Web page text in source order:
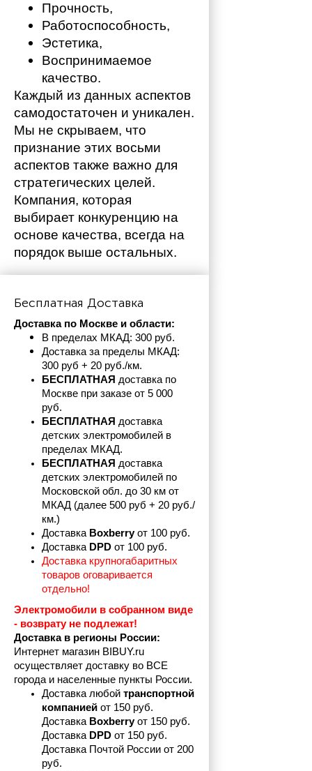
Прочность,
Работоспособность,
Эстетика,
Воспринимаемое
качество.
Каждый из данных аспектов
самодостаточен и уникален.
Мы не скрываем, что
признание этих восьми
аспектов также важно для
стратегических целей.
Компания, которая
выбирает конкуренцию на
основе качества, всегда на
порядок выше остальных.
Бесплатная Доставка
Доставка по Москве и области:
В пределах МКАД: 300 руб.
Доставка за пределы МКАД:
300 руб + 20 руб./км.
БЕСПЛАТНАЯ доставка по
Москве при заказе от 5 000
руб.
БЕСПЛАТНАЯ доставка
детских электромобилей в
пределах МКАД.
БЕСПЛАТНАЯ доставка
детских электромобилей по
Московской обл. до 30 км от
МКАД (далее 500 руб + 20 руб./
км.)
Доставка Boxberry от 100 руб.
Доставка DPD от 100 руб.
Доставка крупногабаритных
товаров оговаривается
отдельно!
Электромобили в собранном виде
- возврату не подлежат!
Доставка в регионы России:
Интернет магазин BIBUY.ru
осуществляет доставку во ВСЕ
города и населенные пункты России.
Доставка любой транспортной
компанией от 150 руб.
Доставка Boxberry от 150 руб.
Доставка DPD от 150 руб.
Доставка Почтой России от 200
руб.